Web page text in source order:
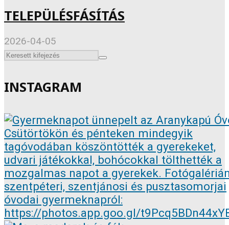
TELEPÜLÉSFÁSÍTÁS
2026-04-05
INSTAGRAM